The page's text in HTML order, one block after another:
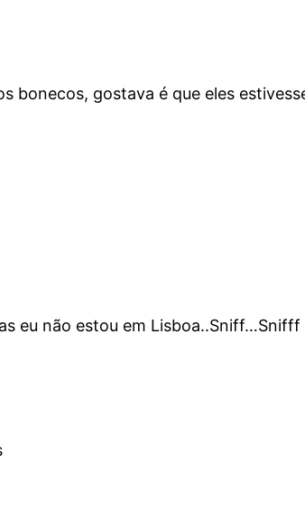
bonecos, gostava é que eles
eu não estou em Lisboa..Sniff…Snifff